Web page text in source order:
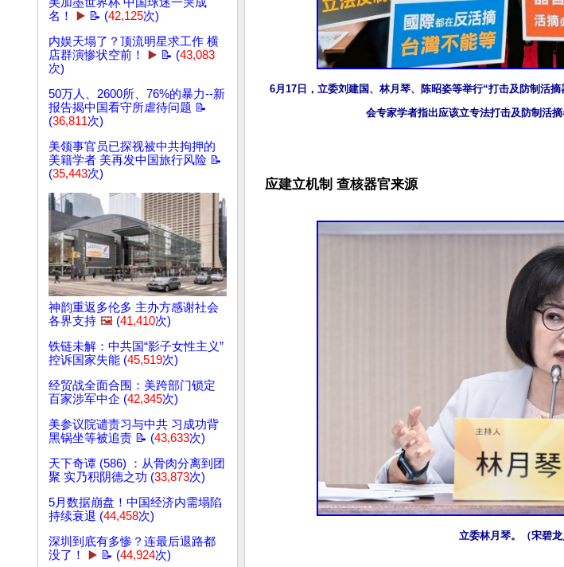
名！
▶️ 📝 (42,125次)
内娱天塌了？顶流明星求工作 横
店群演惨状空前！
▶️ 📝 (43,083
次)
50万人、2600所、76%的暴力--新
报告揭中国看守所虐待问题 📝
(36,811次)
美领事官员已探视被中共拘押的
美籍学者 美再发中国旅行风险 📝
(35,443次)
神韵重返多伦多 主办方感谢社会
各界支持 🖼️ (41,410次)
铁链未解：中共国“影子女性主义”
控诉国家失能 (45,519次)
经贸战全面合围：美跨部门锁定
百家涉军中企 (42,345次)
美参议院谴责习与中共 习成功背
黑锅坐等被追责 📝 (43,633次)
天下奇谭 (586) ：从骨肉分离到团
聚 实乃积阴德之功 (33,873次)
5月数据崩盘！中国经济内需塌陷
持续衰退 (44,458次)
深圳到底有多惨？连最后退路都
没了！
▶️ 📝 (44,924次)
6月17日，立委刘建国、林月琴、陈昭姿等举行“打击及防制活
会专家学者指出应该立专法打击及防制活
应建立机制 查核器官来源
立委林月琴。（宋碧龙